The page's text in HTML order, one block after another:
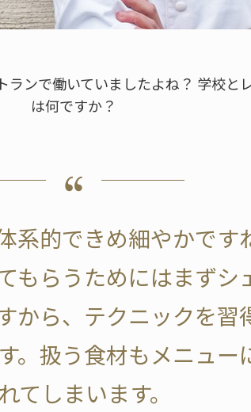
ランで働いていましたよね？ 学校と
は何ですか？
系的できめ細やかです
もらうためにはまずシ
から、テクニックを習
。扱う食材もメニュー
てしまいます。